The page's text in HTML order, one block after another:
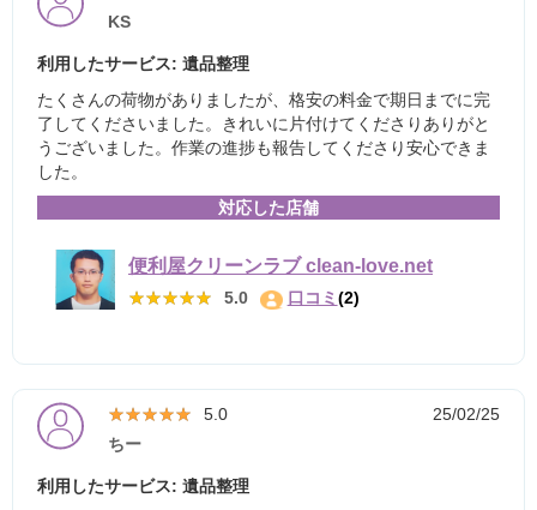
KS
利用したサービス: 遺品整理
たくさんの荷物がありましたが、格安の料金で期日までに完
了してくださいました。きれいに片付けてくださりありがと
うございました。作業の進捗も報告してくださり安心できま
した。
対応した店舗
便利屋クリーンラブ clean-love.net
★★★★★
★★★★★ 5.0 口コミ(2)
★★★★★
★★★★★ 5.0
25/02/25
ちー
利用したサービス: 遺品整理